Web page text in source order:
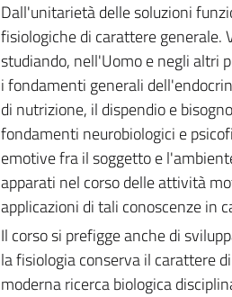
Dall'unitarietà delle soluzioni
fisiologiche di carattere generale.
studiando, nell'Uomo e negli altri
i fondamenti generali
di nutrizione, il dispendio e
fondamenti neurobiologici e
emotive fra il soggetto e
apparati nel corso delle attività
applicazioni di tali conoscenze in
Il corso si prefigge anche di
la fisiologia conserva il carattere
moderna ricerca biologica